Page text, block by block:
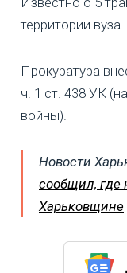
территории вуза.
Прокуратура
ч. 1 ст. 438 УК
войны).
Новости
сообщил, где
Харьковщине